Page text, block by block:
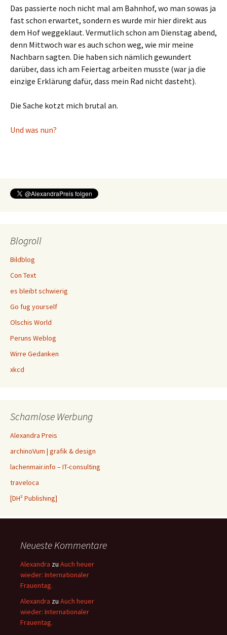
Das passierte noch nicht mal am Bahnhof, wo man sowas ja
fast schon erwartet, sondern es wurde mir hier direkt aus
dem Hof weggeklaut. Vermutlich schon am Dienstag abend,
denn Mittwoch war es auch schon weg, wie mir meine
Nachbarn sagten. Die haben sich nämlich gewundert
darüber, dass ich am Feiertag arbeiten musste (war ja die
einzige Erklärung dafür, dass mein Rad nicht dasteht).
Die Sache kotzt mich brutal an.
Und was nun?
Blogroll
Bildblog
Con Text
es bleibt schwierig
Go fug yourself
Olschis World
Peruns Weblog
Wirre Gedanken
xkcd
Schamlose Werbung
Alexandra Preis
archinoVum | grafik & design
lachenmair.info – IT-consulting
traveloca
[DH² Publishing]
Neueste Kommentare
Alexandra zu Auch heuer
wieder: Internationaler
Frauentag.
Alexandra zu Auch heuer
wieder: Internationaler
Frauentag.